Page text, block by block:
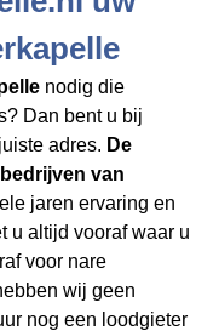
nodig die
Dan bent u bij
adres. De
van
jaren ervaring en
u altijd vooraf waar u
voor nare
wij geen
nog een loodgieter